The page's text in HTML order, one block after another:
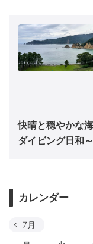
快晴と穏やかな
ダイビング日和
カレンダー
7月